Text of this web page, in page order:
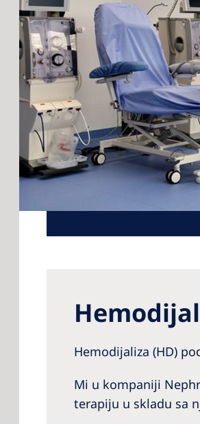
Hemodijaliza (HD)
Mi u kompaniji
terapiju u skladu sa